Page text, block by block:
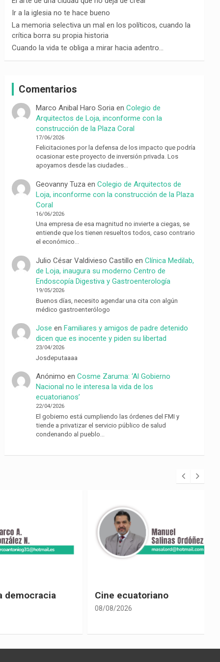
Ir a la iglesia no te hace bueno
La memoria selectiva un mal en los políticos, cuando la
crítica borra su propia historia
Cuando la vida te obliga a mirar hacia adentro…
Comentarios
Marco Anibal Haro Soria enColegio de
Arquitectos de Loja, inconforme con la
construcción de la Plaza Coral
17/06/2026
Felicitaciones por la defensa de los impacto que podría
ocasionar este proyecto de inversión privada. Los
apoyamos desde las ciudades…
Geovanny Tuza enColegio de Arquitectos de
Loja, inconforme con la construcción de la Plaza
Coral
16/06/2026
Una empresa de esa magnitud no invierte a ciegas, se
entiende que los tienen resueltos todos, caso contrario
el económico…
Julio César Valdivieso Castillo enClínica Medilab,
de Loja, inaugura su moderno Centro de
Endoscopía Digestiva y Gastroenterología
19/05/2026
Buenos días, necesito agendar una cita con algún
médico gastroenterólogo
Jose enFamiliares y amigos de padre detenido
dicen que es inocente y piden su libertad
23/04/2026
Josdeputaaaa
Anónimo enCosme Zaruma: ‘Al Gobierno
Nacional no le interesa la vida de los
ecuatorianos’
22/04/2026
El gobierno está cumpliendo las órdenes del FMI y
tiende a privatizar el servicio público de salud
condenando al pueblo…
Cine ecuatoriano
08/08/2026